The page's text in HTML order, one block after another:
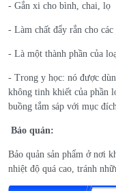
- Gắn xi cho bình, chai, lọ
- Làm chất đẩy rắn cho
- Là một thành phần của
- Trong y học: nó được
không tinh khiết của phần
buồng tắm sáp với mục
Bảo quản:
Bảo quản sản phẩm ở nơi
nhiệt độ quá cao, tránh